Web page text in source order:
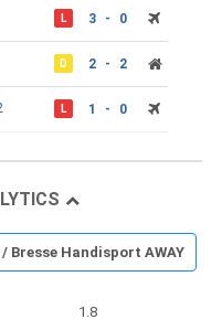
L 3 - 0
D 2 - 2
L 1 - 0
Bresse Handisport AWAY
1.8